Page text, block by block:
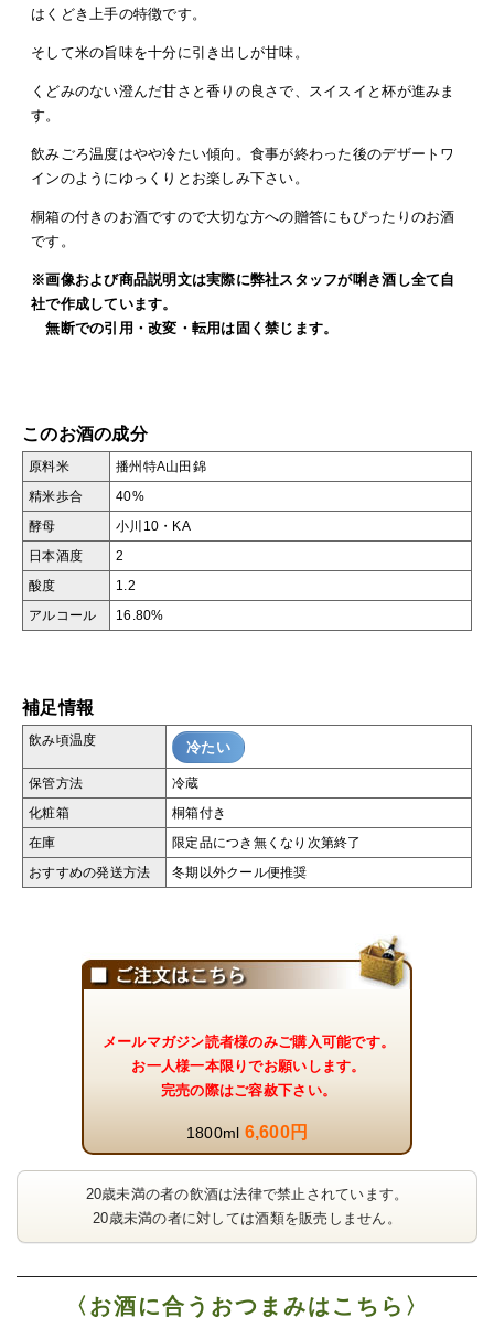
はくどき上手の特徴です。
そして米の旨味を十分に引き出しが甘味。
くどみのない澄んだ甘さと香りの良さで、スイスイと杯が進みま
す。
飲みごろ温度はやや冷たい傾向。食事が終わった後のデザートワ
インのようにゆっくりとお楽しみ下さい。
桐箱の付きのお酒ですので大切な方への贈答にもぴったりのお酒
です。
※画像および商品説明文は実際に弊社スタッフが唎き酒し全て自
社で作成しています。
無断での引用・改変・転用は固く禁じます。
このお酒の成分
原料米 播州特A山田錦
精米歩合 40%
酵母 小川10・KA
日本酒度 2
酸度 1.2
アルコール 16.80%
補足情報
飲み頃温度 冷たい
保管方法 冷蔵
化粧箱 桐箱付き
在庫 限定品につき無くなり次第終了
おすすめの発送方法 冬期以外クール便推奨
メールマガジン読者様のみご購入可能です。
お一人様一本限りでお願いします。
完売の際はご容赦下さい。
1800ml 6,600円
20歳未満の者の飲酒は法律で禁止されています。
20歳未満の者に対しては酒類を販売しません。
〈お酒に合うおつまみはこちら〉